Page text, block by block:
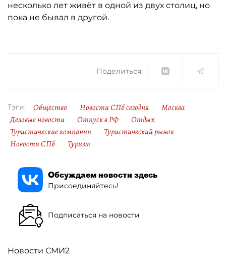
несколько лет живёт в одной из двух столиц, но
пока не бывал в другой.
Поделиться:
Тэги: Общество Новости СПб сегодня
Москва
Деловые новости
Отпуск в РФ
Отдых
Туристические компании
Туристический рынок
Новости СПб
Туризм
Обсуждаем новости здесь
Присоединяйтесь!
Подписаться на новости
Новости СМИ2